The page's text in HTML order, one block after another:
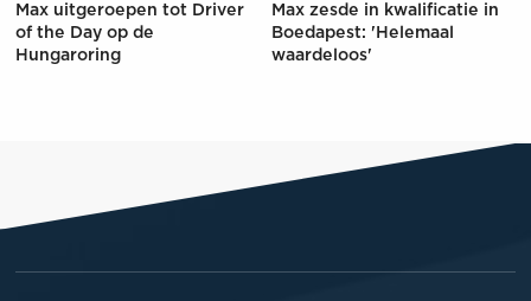
Max uitgeroepen tot Driver
of the Day op de
Hungaroring
Max zesde in kwalificatie in
Boedapest: 'Helemaal
waardeloos'